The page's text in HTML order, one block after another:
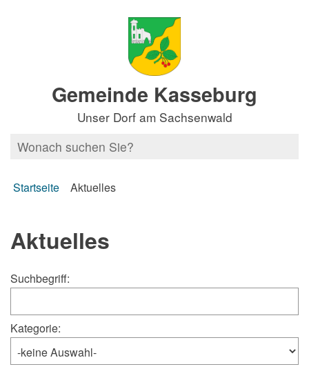
Gemeinde Kasseburg
Unser Dorf am Sachsenwald
Startseite Aktuelles
Aktuelles
Suchbegriff:
Kategorie: